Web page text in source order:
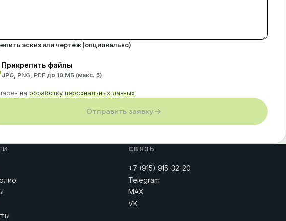
эскиз или чертёж (опционально)
Прикрепить файлы
JPG, PNG, PDF до 10 МБ (макс.5)
наобработку персональных данных
Отправить заявку
СВЯЗЬ
+7 (915) 915-32-20
Telegram
MAX
VK